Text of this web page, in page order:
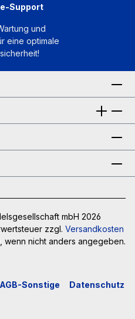
Support
und
eine optimale
mbH 2026
zzgl. Versandkosten
wenn nicht anders angegeben.
AGB-Sonstige Datenschutz